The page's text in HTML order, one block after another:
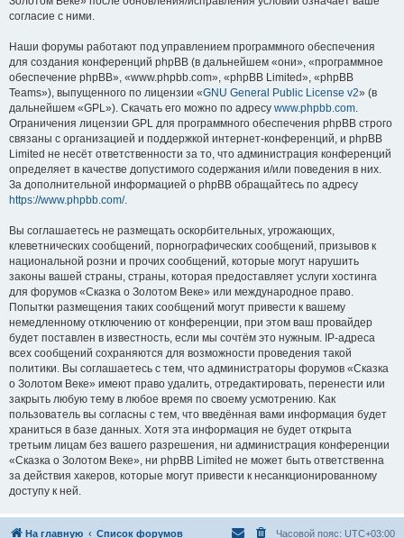
согласие с ними.
Наши форумы работают под управлением программного обеспечения
для создания конференций phpBB (в дальнейшем «они», «программное
обеспечение phpBB», «www.phpbb.com», «phpBB Limited», «phpBB
Teams»), выпущенного по лицензии «GNU General Public License v2» (в
дальнейшем «GPL»). Скачать его можно по адресу www.phpbb.com.
Ограничения лицензии GPL для программного обеспечения phpBB строго
связаны с организацией и поддержкой интернет-конференций, и phpBB
Limited не несёт ответственности за то, что администрация конференций
определяет в качестве допустимого содержания и/или поведения в них.
За дополнительной информацией о phpBB обращайтесь по адресу
https://www.phpbb.com/.
Вы соглашаетесь не размещать оскорбительных, угрожающих,
клеветнических сообщений, порнографических сообщений, призывов к
национальной розни и прочих сообщений, которые могут нарушить
законы вашей страны, страны, которая предоставляет услуги хостинга
для форумов «Сказка о Золотом Веке» или международное право.
Попытки размещения таких сообщений могут привести к вашему
немедленному отключению от конференции, при этом ваш провайдер
будет поставлен в известность, если мы сочтём это нужным. IP-адреса
всех сообщений сохраняются для возможности проведения такой
политики. Вы соглашаетесь с тем, что администраторы форумов «Сказка
о Золотом Веке» имеют право удалить, отредактировать, перенести или
закрыть любую тему в любое время по своему усмотрению. Как
пользователь вы согласны с тем, что введённая вами информация будет
храниться в базе данных. Хотя эта информация не будет открыта
третьим лицам без вашего разрешения, ни администрация конференции
«Сказка о Золотом Веке», ни phpBB Limited не может быть ответственна
за действия хакеров, которые могут привести к несанкционированному
доступу к ней.
На главную Список форумов Часовой пояс: UTC+03:00